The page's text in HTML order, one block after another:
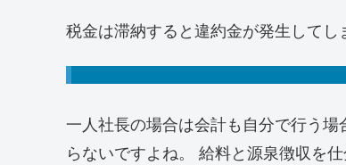
税金は滞納すると違約金が発生してし
一人社長の場合は会計も自分で行う
らないですよね。 給料と源泉徴収を